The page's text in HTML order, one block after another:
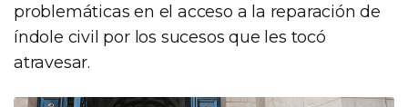
problemáticas en el acceso a la reparación de
índole civil por los sucesos que les tocó
atravesar.